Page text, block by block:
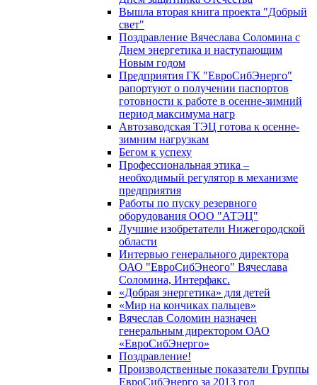
Вышла вторая книга проекта "Добрый
свет"
Поздравление Вячеслава Соломина с
Днем энергетика и наступающим
Новым годом
Предприятия ГК "ЕвроСибЭнерго"
рапортуют о получении паспортов
готовности к работе в осенне-зимний
период максимума нагр
Автозаводская ТЭЦ готова к осенне-
зимним нагрузкам
Бегом к успеху
Профессиональная этика –
необходимый регулятор в механизме
предприятия
Работы по пуску резервного
оборудования ООО "АТЭЦ"
Лучшие изобретатели Нижегородской
области
Интервью генерального директора
ОАО "ЕвроСибЭнеого" Вячеслава
Соломина, Интерфакс.
«Добрая энергетика» для детей
«Мир на кончиках пальцев»
Вячеслав Соломин назначен
генеральным директором ОАО
«ЕвроСибЭнерго»
Поздравление!
Производственные показатели Группы
ЕвроСибЭнерго за 2013 год